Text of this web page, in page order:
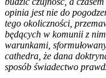
opinia jest nie do
tego okoliczności,
będących w komunii z
warunkami,
cathedra, że dana
sposób świadectwo